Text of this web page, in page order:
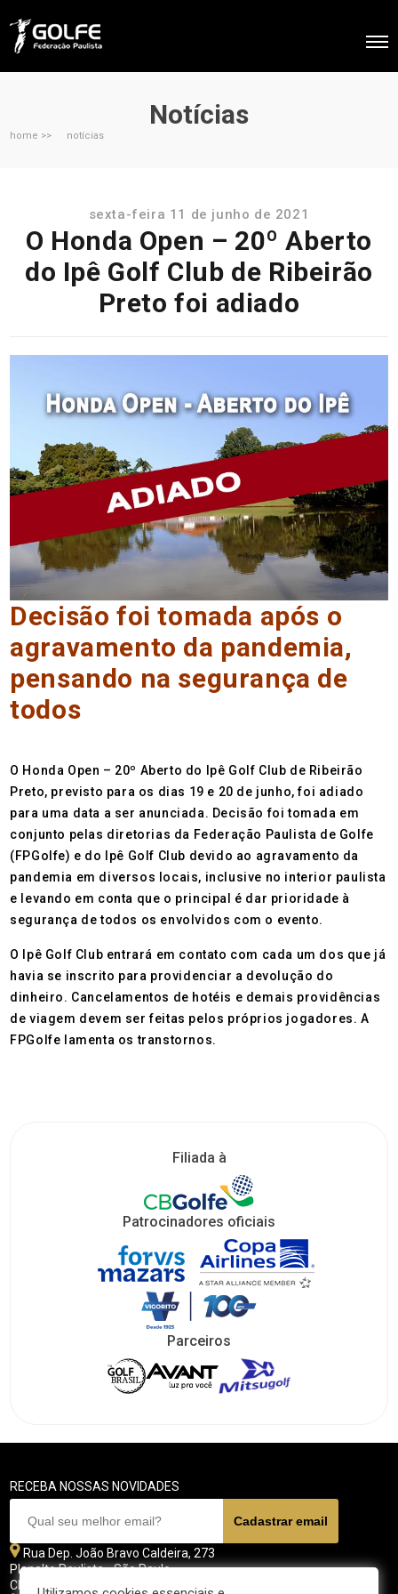
Notícias
home >> notícias
sexta-feira 11 de junho de 2021
O Honda Open – 20º Aberto
do Ipê Golf Club de Ribeirão
Preto foi adiado
Decisão foi tomada após o
agravamento da pandemia,
pensando na segurança de
todos
O Honda Open – 20º Aberto do Ipê Golf Club de Ribeirão
Preto, previsto para os dias 19 e 20 de junho, foi adiado
para uma data a ser anunciada. Decisão foi tomada em
conjunto pelas diretorias da Federação Paulista de Golfe
(FPGolfe) e do Ipê Golf Club devido ao agravamento da
pandemia em diversos locais, inclusive no interior paulista
e levando em conta que o principal é dar prioridade à
segurança de todos os envolvidos com o evento.
O Ipê Golf Club entrará em contato com cada um dos que já
havia se inscrito para providenciar a devolução do
dinheiro. Cancelamentos de hotéis e demais providências
de viagem devem ser feitas pelos próprios jogadores. A
FPGolfe lamenta os transtornos.
Filiada à
Patrocinadores oficiais
Parceiros
RECEBA NOSSAS NOVIDADES
Rua Dep. João Bravo Caldeira, 273
Planalto Paulista - São Paulo
CEP 04071 - 045